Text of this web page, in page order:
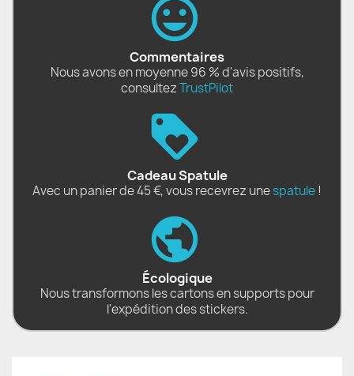
Commentaires
Nous avons en moyenne 96 % d'avis positifs,
consultezTrustPilot
Cadeau Spatule
Avec un panier de 45 €, vous recevrez unespatule !
Écologique
Nous transformons les cartons en supports pour
l'expédition des stickers.